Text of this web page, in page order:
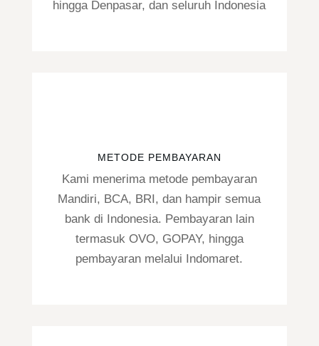
hingga Denpasar, dan seluruh Indonesia
METODE PEMBAYARAN
Kami menerima metode pembayaran
Mandiri, BCA, BRI, dan hampir semua
bank di Indonesia. Pembayaran lain
termasuk OVO, GOPAY, hingga
pembayaran melalui Indomaret.